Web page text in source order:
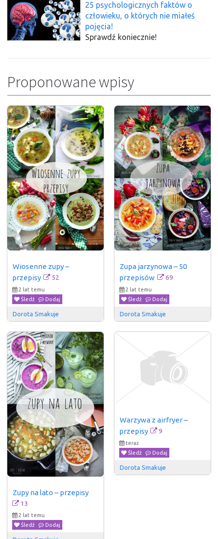
25 psychologicznych faktów o
człowieku, o których nie miałeś
pojęcia!
Sprawdź koniecznie!
Proponowane wpisy
Wiosenne zupy –
przepisy
52
2 lat temu
Śledź
Dodaj
Dorota Smakuje
Zupa jarzynowa – 50
przepisów
69
2 lat temu
Śledź
Dodaj
Dorota Smakuje
Zupy na lato – przepisy
13
2 lat temu
Śledź
Dodaj
Warzywa z airfryer –
przepisy
9
teraz
Śledź
Dodaj
Dorota Smakuje